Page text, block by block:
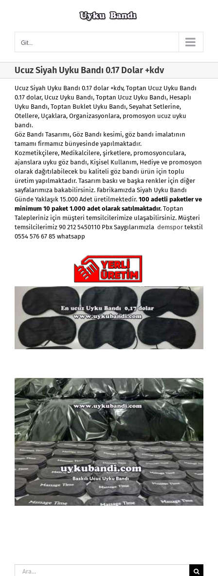
Git...
Ucuz Siyah Uyku Bandı 0.17 Dolar +kdv
Ucuz Siyah Uyku Bandı 0.17 dolar +kdv, Toptan Ucuz Uyku Bandı
0.17 dolar, Ucuz Uyku Bandı, Toptan Ucuz Uyku Bandı, Hesaplı
Uyku Bandı, Toptan Buklet Uyku Bandı, Seyahat Setlerine,
Otellere, Uçaklara, Organizasyonlara, promosyon ucuz uyku
bandı.
Göz Bandı Tasarımı, Göz Bandı kesimi, göz bandı imalatının
tamamı firmamız bünyesinde yapılmaktadır.
Kozmetikçilere, Medikalcilere, şirketlere, promosyonculara,
ajanslara uyku göz bandı, Kişisel Kullanım, Hediye ve promosyon
olarak dağıtılabilecek bu kaliteli göz bandı ürün için toplu
üretim yapılmaktadır. Tasarım baskı ve başka renkler için diğer
sayfalarımıza bakabilirsiniz. Fabrikamızda Siyah Uyku Bandı
Günde Yaklaşık 15.000 Adet üretilmektedir. 100 adetli paketler ve
minimum 10 paket 1.000 adet olarak satılmaktadır. Toptan
Talepleriniz için müşteri temsilcilerimize ulaşabilirsiniz. Müşteri
temsilcilerimiz 90 212 5450110 Pbx Saygılarımızla demspor tekstil
0554 576 67 85 whatsapp
Ara: